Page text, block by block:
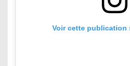
Voir cette publication